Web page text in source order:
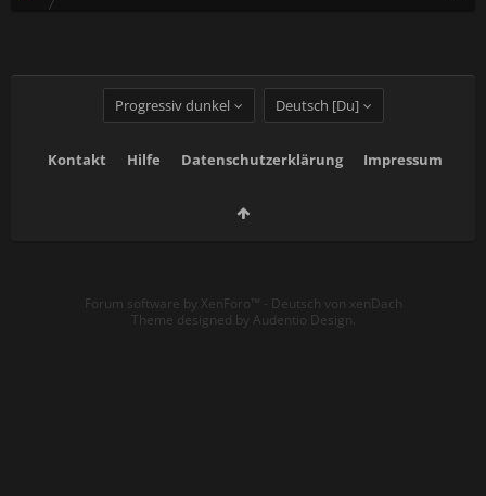
Progressiv dunkel Deutsch [Du]
Kontakt Hilfe Datenschutzerklärung Impressum
Forum software by XenForo™ - Deutsch von xenDach
Theme designed by Audentio Design.